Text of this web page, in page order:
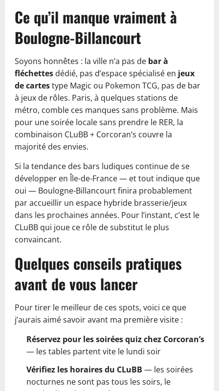
Ce qu’il manque vraiment à
Boulogne-Billancourt
Soyons honnêtes : la ville n’a pas de bar à
fléchettes dédié, pas d’espace spécialisé en jeux
de cartestype Magic ou Pokemon TCG, pas de bar
à jeux de rôles. Paris, à quelques stations de
métro, comble ces manques sans problème. Mais
pour une soirée locale sans prendre le RER, la
combinaison CLuBB + Corcoran’s couvre la
majorité des envies.
Si la tendance des bars ludiques continue de se
développer en Île-de-France — et tout indique que
oui — Boulogne-Billancourt finira probablement
par accueillir un espace hybride brasserie/jeux
dans les prochaines années. Pour l’instant, c’est le
CLuBB qui joue ce rôle de substitut le plus
convaincant.
Quelques conseils pratiques
avant de vous lancer
Pour tirer le meilleur de ces spots, voici ce que
j’aurais aimé savoir avant ma première visite :
Réservez pour les soirées quiz chez Corcoran’s
— les tables partent vite le lundi soir
Vérifiez les horaires du CLuBB — les soirées
nocturnes ne sont pas tous les soirs, le